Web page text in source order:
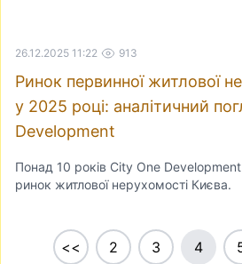
26.12.2025 11:22 913
Ринок первинної житлової
у 2025 році: аналітичний
Development
Понад 10 років City One
ринок житлової нерухомості Києва.
<< 2 3 4